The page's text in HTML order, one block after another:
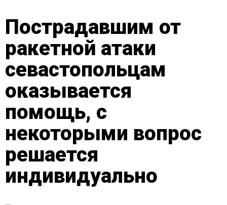
Пострадавшим от
ракетной атаки
севастопольцам
оказывается
помощь, с
некоторыми вопрос
решается
индивидуально